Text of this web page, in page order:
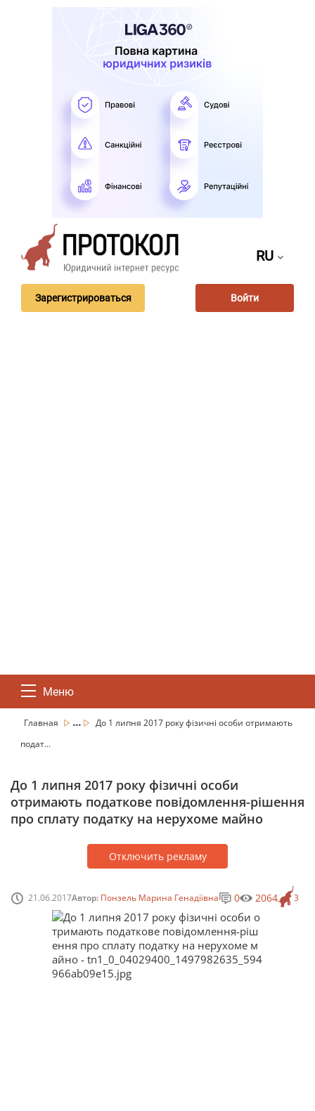
RU
Зарегистрироваться Войти
Меню
Главная ...
До 1 липня 2017 року фізичні особи отримають
подат...
До 1 липня 2017 року фізичні особи
отримають податкове повідомлення-рішення
про сплату податку на нерухоме майно
Отключить рекламу
21.06.2017Автор: Понзель Марина Генадіївна 3
0 2064